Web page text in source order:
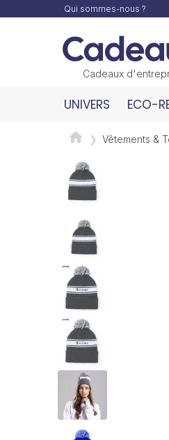
Qui sommes-nous ?
Cadeaux
UNIVERS ECO-
Vêtements &